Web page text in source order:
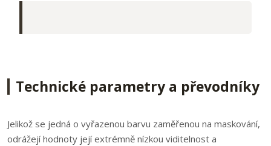
Technické parametry a převodníky
Jelikož se jedná o vyřazenou barvu zaměřenou na maskování,
odrážejí hodnoty její extrémně nízkou viditelnost a